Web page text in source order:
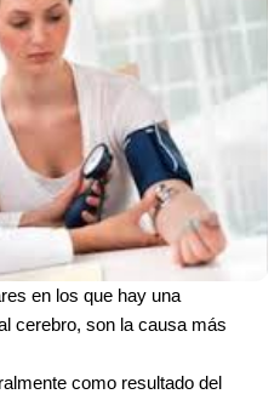
en los que hay una
cerebro, son la causa más
como resultado del